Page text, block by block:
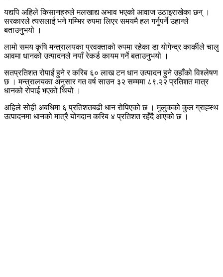
यद्यपि अहिले किसानहरुले मलखाद्य अभाव भएको आवाज उठाइराखेका छन् ।
सरकारले त्यसलाई भने गम्भिर रुपमा लिएर समयमै हल गर्नुपर्ने उहान्ले
बताउनुभयो ।
लामो समय कृषि मन्त्रालयका प्रवक्ताको रुपमा रहेका डा योगेन्द्र कार्कीले चालु
आवमा धानको उत्पादनले नयाँ रेकर्ड कायम गर्ने बताउनुभयो ।
सतप्रतिशत रोपाईं हुने र करिब ६० लाख टन धान उत्पादन हुने उहाँको विश्लेषण
छ । मन्त्रालयका अनुसार गत वर्ष साउन ३२ सम्ममा ८९.२२ प्रतिशत मात्र
धानको रोपाई भएको थियो ।
अहिले सोही अबधिमा ६ प्रतिशतबढी धान रोपिएको छ । मुलुकको कुल ग्राह्स्थ
उत्पादनमा धानको मात्रै योगदान करिब ४ प्रतिशत रहँदै आएको छ ।